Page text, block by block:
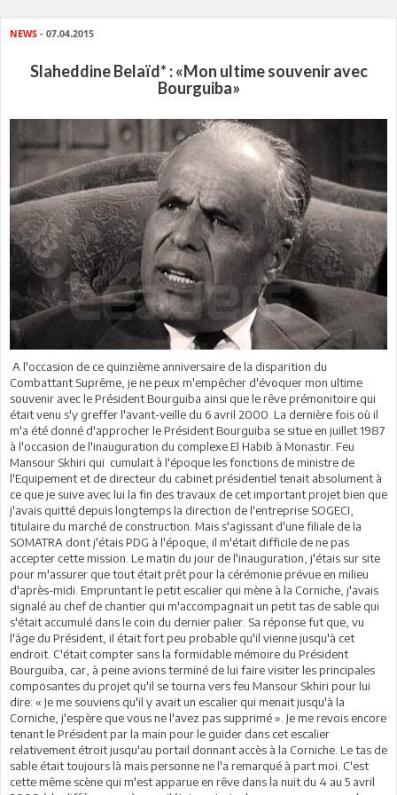
NEWS - 07.04.2015
Slaheddine Belaïd* : «Mon ultime souvenir avec
Bourguiba»
A l'occasion de ce quinzième anniversaire de la disparition du
Combattant Suprême, je ne peux m'empêcher d'évoquer mon ultime
souvenir avec le Président Bourguiba ainsi que le rêve prémonitoire qui
était venu s'y greffer l'avant-veille du 6 avril 2000. La dernière fois où il
m'a été donné d'approcher le Président Bourguiba se situe en juillet 1987
à l'occasion de l'inauguration du complexe El Habib à Monastir. Feu
Mansour Skhiri qui cumulait à l'époque les fonctions de ministre de
l'Equipement et de directeur du cabinet présidentiel tenait absolument à
ce que je suive avec lui la fin des travaux de cet important projet bien que
j'avais quitté depuis longtemps la direction de l'entreprise SOGECI,
titulaire du marché de construction. Mais s'agissant d'une filiale de la
SOMATRA dont j'étais PDG à l'époque, il m'était difficile de ne pas
accepter cette mission. Le matin du jour de l'inauguration, j'étais sur site
pour m'assurer que tout était prêt pour la cérémonie prévue en milieu
d'après-midi. Empruntant le petit escalier qui mène à la Corniche, j'avais
signalé au chef de chantier qui m'accompagnait un petit tas de sable qui
s'était accumulé dans le coin du dernier palier. Sa réponse fut que, vu
l'âge du Président, il était fort peu probable qu'il vienne jusqu'à cet
endroit. C'était compter sans la formidable mémoire du Président
Bourguiba, car, à peine avions terminé de lui faire visiter les principales
composantes du projet qu'il se tourna vers feu Mansour Skhiri pour lui
dire: « Je me souviens qu'il y avait un escalier qui menait jusqu'à la
Corniche, j'espère que vous ne l'avez pas supprimé ». Je me revois encore
tenant le Président par la main pour le guider dans cet escalier
relativement étroit jusqu'au portail donnant accès à la Corniche. Le tas de
sable était toujours là mais personne ne l'a remarqué à part moi. C'est
cette même scène qui m'est apparue en rêve dans la nuit du 4 au 5 avril